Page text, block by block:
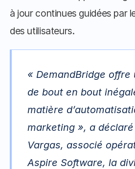
à jour continues guidées par
des utilisateurs.
« DemandBridge offre
de bout en bout
matière
marketing », a
Vargas, associé
Aspire Software, la